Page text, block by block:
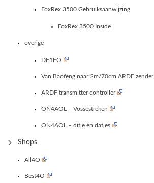
FoxRex 3500 Gebruiksaanwijzing
FoxRex 3500 Inside
overige
DF1FO
Van Baofeng naar 2m/70cm ARDF zender
ARDF transmitter controller
ON4AOL – Vossestreken
ON4AOL – ditje en datjes
Shops
All4O
Best4O